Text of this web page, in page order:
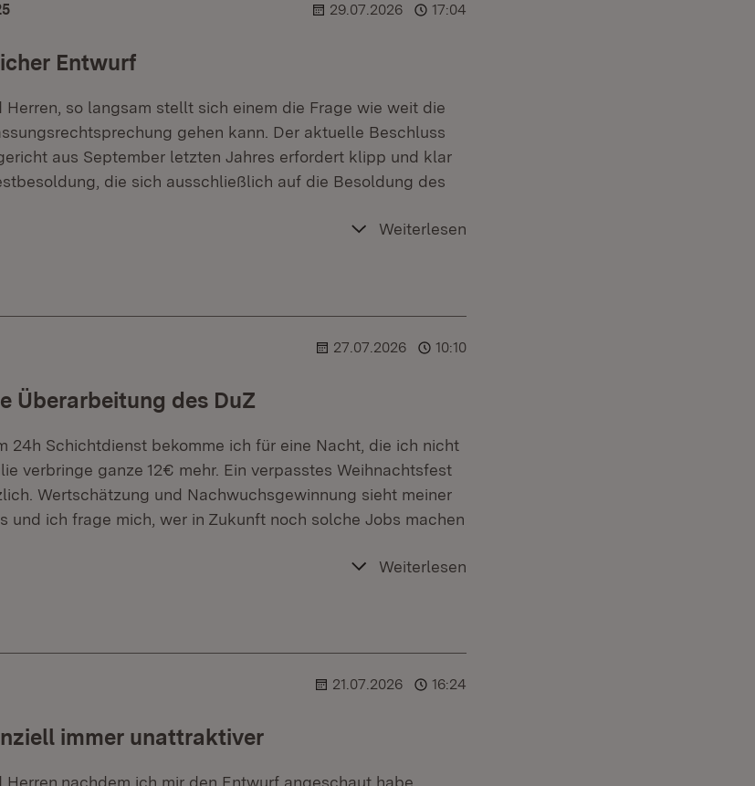
29.07.2026 17:04
Entwurf
Herren, so langsam stellt sich einem die Frage wie weit die
gehen kann. Der aktuelle Beschluss
aus September letzten Jahres erfordert klipp und klar
die sich ausschließlich auf die Besoldung des
Weiterlesen
27.07.2026 10:10
Überarbeitung des DuZ
24h Schichtdienst bekomme ich für eine Nacht, die ich nicht
verbringe ganze 12€ mehr. Ein verpasstes Weihnachtsfest
Wertschätzung und Nachwuchsgewinnung sieht meiner
und ich frage mich, wer in Zukunft noch solche Jobs machen
Weiterlesen
21.07.2026 16:24
immer unattraktiver
ich mir den Entwurf angeschaut habe,